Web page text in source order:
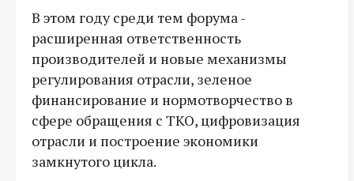
В этом году среди тем форума -
расширенная ответственность
производителей и новые механизмы
регулирования отрасли, зеленое
финансирование и нормотворчество в
сфере обращения с ТКО, цифровизация
отрасли и построение экономики
замкнутого цикла.